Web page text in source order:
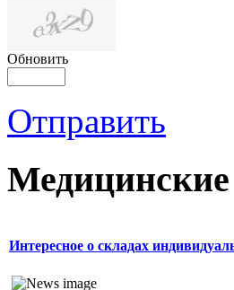
Обновить
Отправить
Интересное о складах